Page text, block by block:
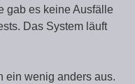
gab es keine Ausfälle
Das System läuft
ein wenig anders aus.